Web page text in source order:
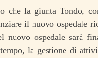
che la giunta Tondo,
il nuovo ospedale
nuovo ospedale sarà
la gestione di